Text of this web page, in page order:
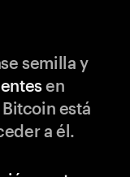
semilla y
en
está
a él.